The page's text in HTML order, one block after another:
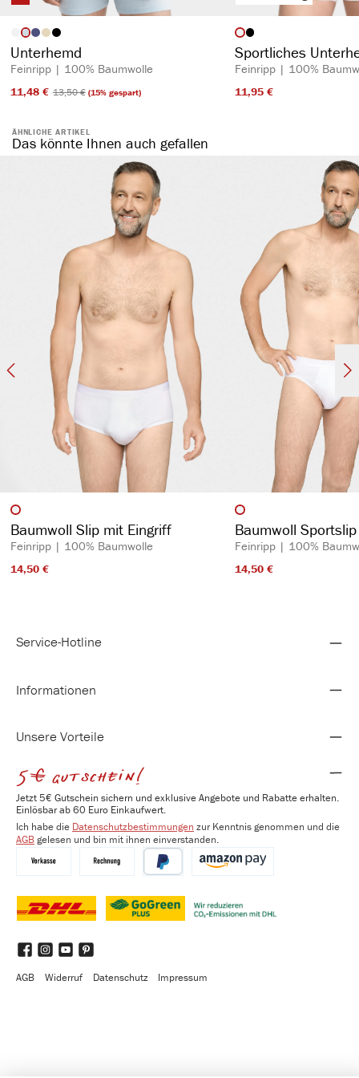
Artikelfarbe
Unterhemd
Feinripp | 100% Baumwolle
11,48 €​ 13,50 €​(15% gespart)
Artikelfarbe
Sportliches
Feinripp | 100%
11,95 €​
ÄHNLICHE ARTIKEL
Das könnte Ihnen auch gefallen
Artikelfarbe
Baumwoll Slip mit Eingriff
Feinripp | 100% Baumwolle
14,50 €​
Artikelfarbe
Baumwoll
Feinripp | 100%
14,50 €​
Service-Hotline
Informationen
Unsere Vorteile
5€ gutschein!
Jetzt 5€ Gutschein sichern und exklusive Angebote und Rabatte erhalten.
Einlösbar ab 60 Euro Einkaufwert.
Ich habe die Datenschutzbestimmungen zur Kenntnis genommen und die
AGBgelesen und bin mit ihnen einverstanden.
FacebookInstagram
YouTubePinterest
AGB
Widerruf Datenschutz Impressum